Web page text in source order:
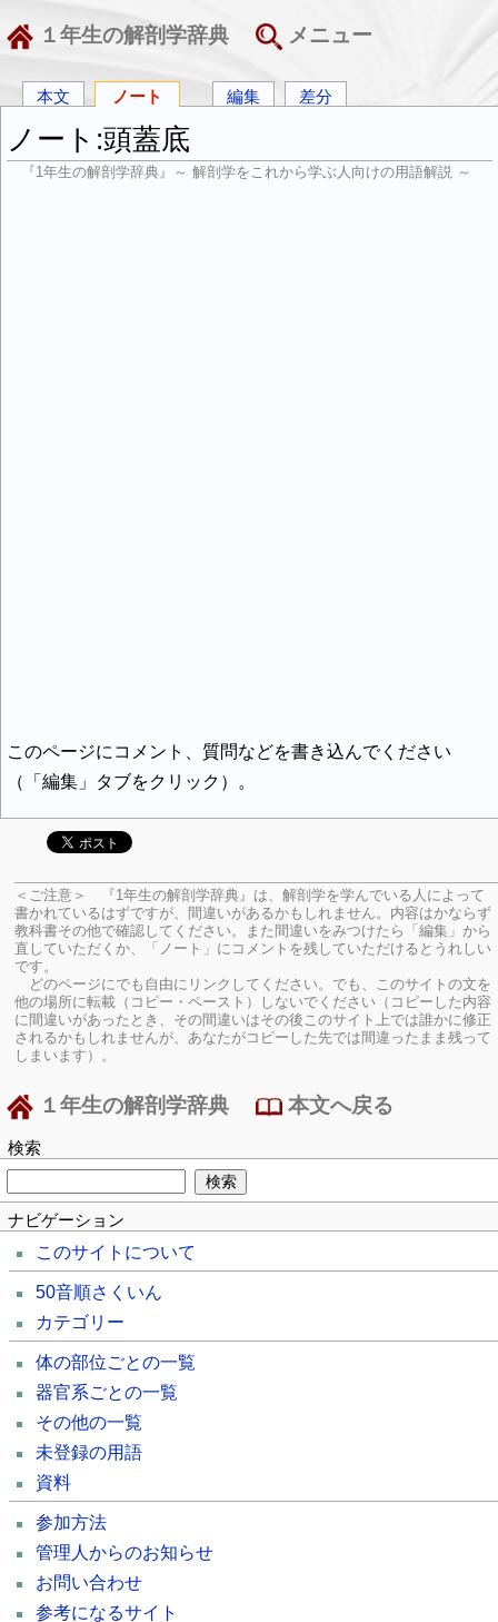
１年生の解剖学辞典 メニュー
本文 ノート 編集 差分
ノート:頭蓋底
『1年生の解剖学辞典』～ 解剖学をこれから学ぶ人向けの用語解説 ～
このページにコメント、質問などを書き込んでください
（「編集」タブをクリック）。
＜ご注意＞ 『1年生の解剖学辞典』は、解剖学を学んでいる人によって
書かれているはずですが、間違いがあるかもしれません。内容はかならず
教科書その他で確認してください。
また間違いをみつけたら「編集」から
直していただくか、「ノート」にコメントを残していただけるとうれしい
です。
どのページにでも自由にリンクしてください。でも、このサイトの文を
他の場所に転載（コピー・ペースト）しないでください（コピーした内容
に間違いがあったとき、その間違いはその後このサイト上では誰かに修正
されるかもしれませんが、あなたがコピーした先では間違ったまま残って
しまいます）。
１年生の解剖学辞典 本文へ戻る
検索
ナビゲーション
このサイトについて
50音順さくいん
カテゴリー
体の部位ごとの一覧
器官系ごとの一覧
その他の一覧
未登録の用語
資料
参加方法
管理人からのお知らせ
お問い合わせ
参考になるサイト